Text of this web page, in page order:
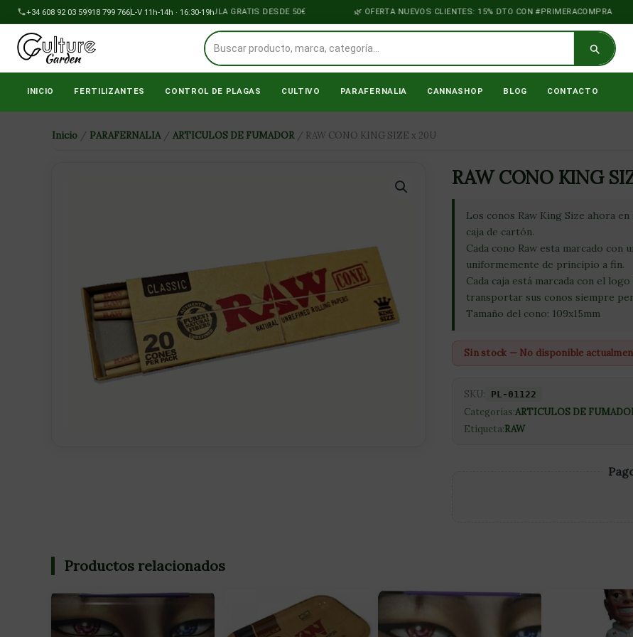
al
contenido
+34 608 92 03 59918 799 766L-V 11h-14h · 16:30-19h
ENVÍOS A PENÍNSULA GRATIS DESDE 50€ OFERTA NUEVOS CLIENTES: 15% DTO CON #PRIMERACOMPRA
INICIO FERTILIZANTES CONTROL DE PLAGAS CULTIVO PARAFERNALIA CANNASHOP BLOG CONTACTO
Inicio / PARAFERNALIA / ARTICULOS DE FUMADOR / RAW CONO KING SIZE x 20U
RAW CONO KING
Los conos Raw King Size ahora
caja de cartón.
Cada cono Raw esta marcado con
uniformemente de principio a fin.
Cada caja está marcada con el
transportar sus conos siempre
Tamaño del cono: 109x15mm
Sin stock — No disponible
SKU: PL-01122
Categorías:ARTICULOS DE
Etiqueta:RAW
Productos relacionados